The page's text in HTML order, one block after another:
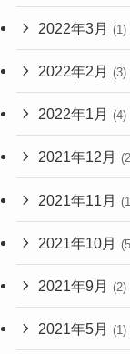
2022年3月 (1)
2022年2月 (3)
2022年1月 (4)
2021年12月
2021年11月
2021年10月
2021年9月 (2)
2021年5月 (1)